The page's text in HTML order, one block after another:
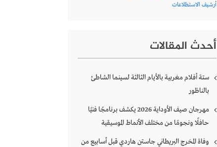
أرشيف الاستطلاعات
أحدث المقالات
ستة أفلام مغربية بالأيام الثالثة لسينما الشاطئ
بالناظور
مهرجان صيف الأوداية 2026 يكشف برنامجًا فنيًا
حافلًا ونجومًا من مختلف الأنماط الموسيقية
وفاة المخرج البريطاني جاستن هاردي قبل أسابيع من